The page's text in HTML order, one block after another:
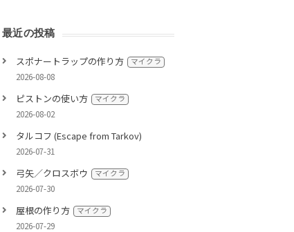
最近の投稿
スポナートラップの作り方 マイクラ
2026-08-08
ピストンの使い方 マイクラ
2026-08-02
タルコフ (Escape from Tarkov)
2026-07-31
弓矢／クロスボウ マイクラ
2026-07-30
屋根の作り方 マイクラ
2026-07-29